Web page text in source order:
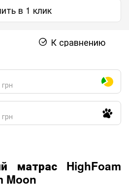
в 1 клик
К сравнению
матрас HighFoam
Moon